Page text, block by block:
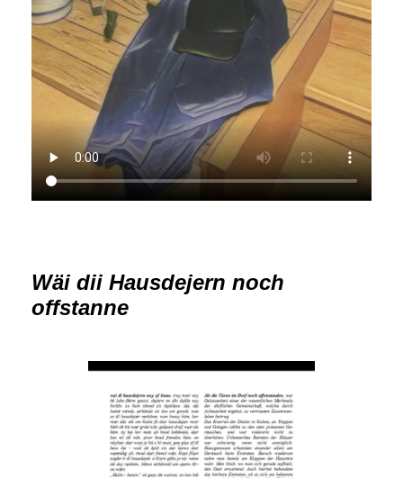
Wäi dii Hausdejern noch
offstanne